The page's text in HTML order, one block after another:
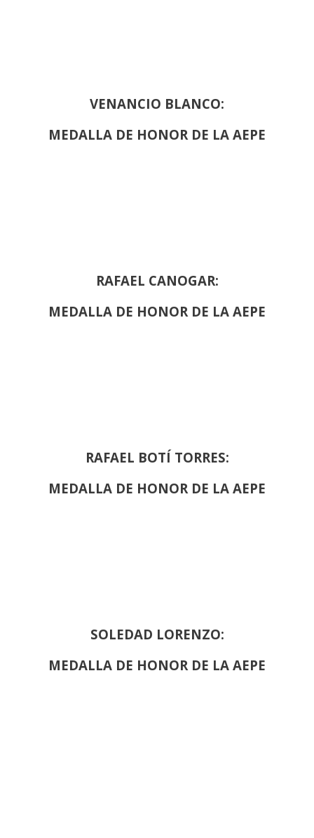
VENANCIO BLANCO:
MEDALLA DE HONOR DE LA AEPE
RAFAEL CANOGAR:
MEDALLA DE HONOR DE LA AEPE
RAFAEL BOTÍ TORRES:
MEDALLA DE HONOR DE LA AEPE
SOLEDAD LORENZO:
MEDALLA DE HONOR DE LA AEPE